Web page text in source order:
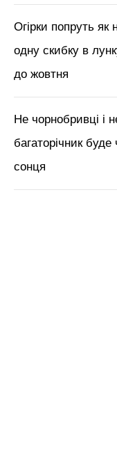
Огірки попруть як
одну скибку в
до жовтня
Не чорнобривці і
багаторічник буде
сонця